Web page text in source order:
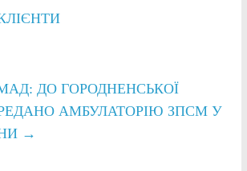
ДО ГОРОДНЕНСЬКОЇ
АМБУЛАТОРІЮ ЗПСМ У
→